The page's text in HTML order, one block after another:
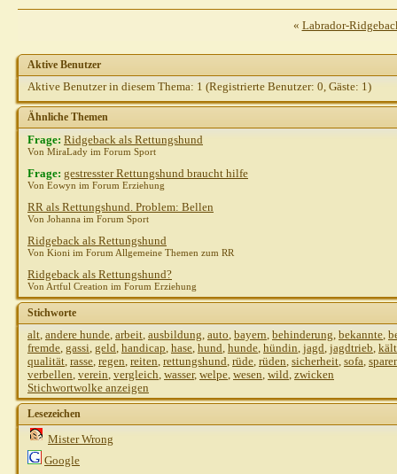
« Labrador-
Aktive Benutzer
Aktive Benutzer in diesem Thema: 1 (Registrierte Benutzer: 0, Gäste: 1)
Ähnliche Themen
Frage: Ridgeback als Rettungshund
Von MiraLady im Forum Sport
Frage: gestresster Rettungshund braucht hilfe
Von Eowyn im Forum Erziehung
RR als Rettungshund. Problem: Bellen
Von Johanna im Forum Sport
Ridgeback als Rettungshund
Von Kioni im Forum Allgemeine Themen zum RR
Ridgeback als Rettungshund?
Von Artful Creation im Forum Erziehung
Stichworte
alt, andere hunde, arbeit, ausbildung, auto, bayern, behinderung, bekannte,
fremde, gassi, geld, handicap, hase, hund, hunde, hündin, jagd, jagdtrieb,
qualität, rasse, regen, reiten, rettungshund, rüde, rüden, sicherheit, sofa,
verbellen, verein, vergleich, wasser, welpe, wesen, wild, zwicken
Stichwortwolke anzeigen
Lesezeichen
Mister Wrong
Google